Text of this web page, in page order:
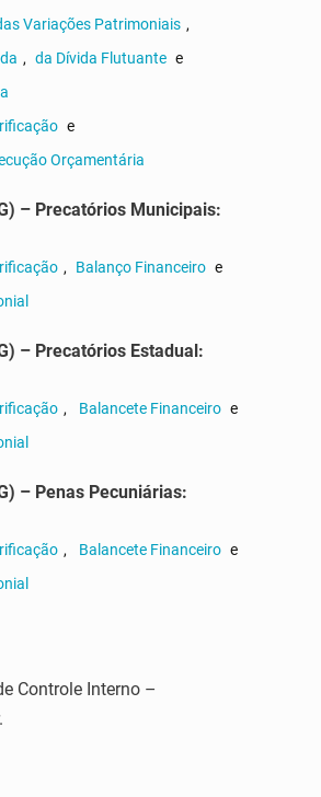
Variações Patrimoniais ,
, da Dívida Flutuante e
e
Orçamentária
– Precatórios Municipais:
, Balanço Financeiro e
– Precatórios Estadual:
, Balancete Financeiro e
– Penas Pecuniárias:
, Balancete Financeiro e
Controle Interno –